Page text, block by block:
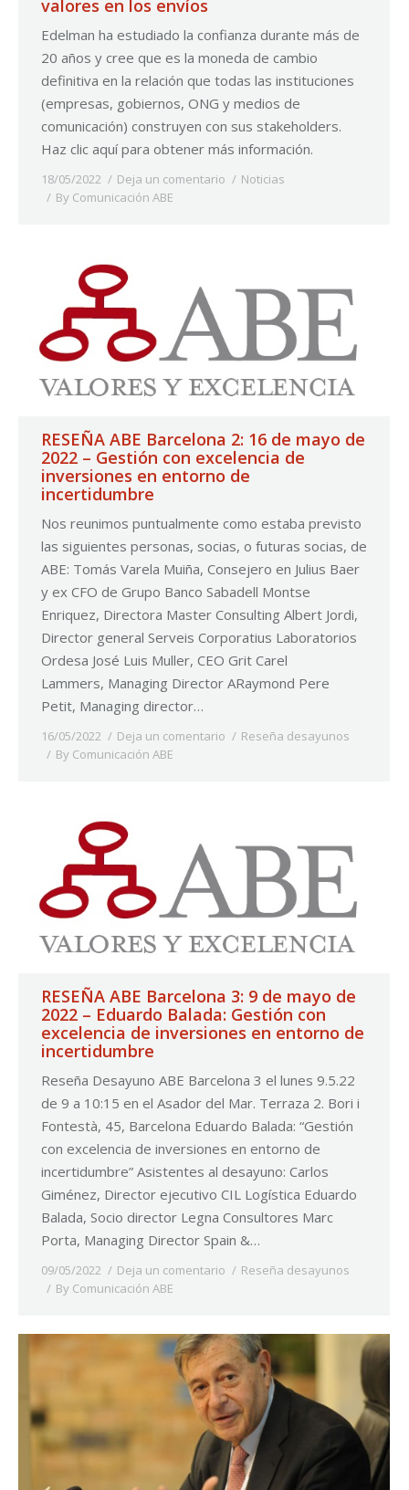
valores en los envíos
Edelman ha estudiado la confianza durante más de
20 años y cree que es la moneda de cambio
definitiva en la relación que todas las instituciones
(empresas, gobiernos, ONG y medios de
comunicación) construyen con sus stakeholders.
Haz clic aquí para obtener más información.
18/05/2022 Deja un comentario
Noticias
By Comunicación ABE
RESEÑA ABE Barcelona 2: 16 de mayo de
2022 – Gestión con excelencia de
inversiones en entorno de
incertidumbre
Nos reunimos puntualmente como estaba previsto
las siguientes personas, socias, o futuras socias, de
ABE: Tomás Varela Muiña, Consejero en Julius Baer
y ex CFO de Grupo Banco Sabadell Montse
Enriquez, Directora Master Consulting Albert Jordi,
Director general Serveis Corporatius Laboratorios
Ordesa José Luis Muller, CEO Grit Carel
Lammers, Managing Director ARaymond Pere
Petit, Managing director…
16/05/2022 Deja un comentario
Reseña desayunos
By Comunicación ABE
RESEÑA ABE Barcelona 3: 9 de mayo de
2022 – Eduardo Balada: Gestión con
excelencia de inversiones en entorno de
incertidumbre
Reseña Desayuno ABE Barcelona 3 el lunes 9.5.22
de 9 a 10:15 en el Asador del Mar. Terraza 2. Bori i
Fontestà, 45, Barcelona Eduardo Balada: “Gestión
con excelencia de inversiones en entorno de
incertidumbre” Asistentes al desayuno: Carlos
Giménez, Director ejecutivo CIL Logística Eduardo
Balada, Socio director Legna Consultores Marc
Porta, Managing Director Spain &…
09/05/2022 Deja un comentario
Reseña desayunos
By Comunicación ABE